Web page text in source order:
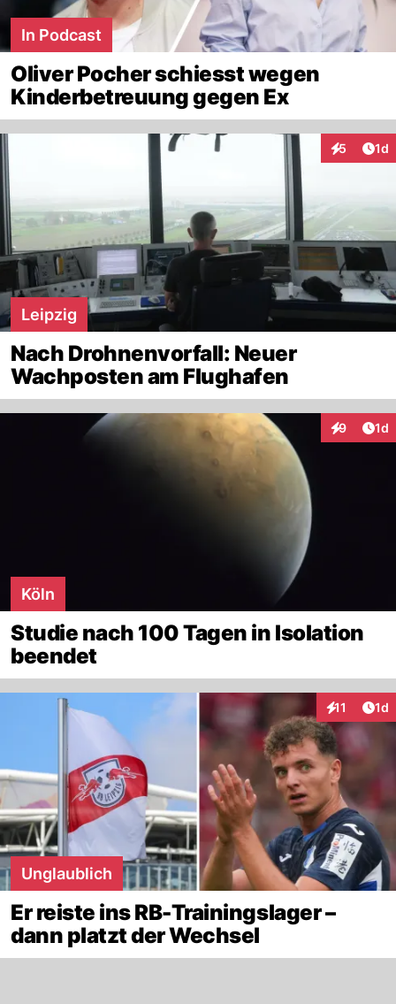
In Podcast
Oliver Pocher schiesst wegen
Kinderbetreuung gegen Ex
5 1d
Leipzig
Nach Drohnenvorfall: Neuer
Wachposten am Flughafen
9 1d
Köln
Studie nach 100 Tagen in Isolation
beendet
11 1d
Unglaublich
Er reiste ins RB-Trainingslager –
dann platzt der Wechsel